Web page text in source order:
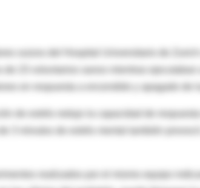
suizos del Hospital Universitario de
de 23 voluntarios sanos mientras
en respuesta a encendido y apagado de
de estrés redujo la capacidad de
realizados por el mismo equipo